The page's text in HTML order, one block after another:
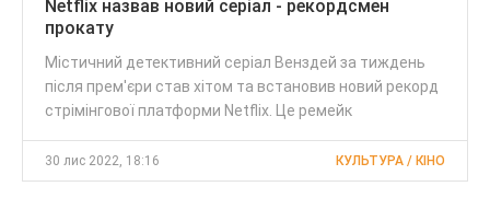
Netflіx назвав новий серіал - рекордсмен
прокату
Містичний детективний серіал Венздей за тиждень
після прем'єри став хітом та встановив новий рекорд
стрімінгової платформи Netflix. Це ремейк
30 лис 2022, 18:16 КУЛЬТУРА / КІНО